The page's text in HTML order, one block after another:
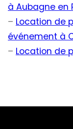
à Aubagne en
– Location de
événement à
– Location de